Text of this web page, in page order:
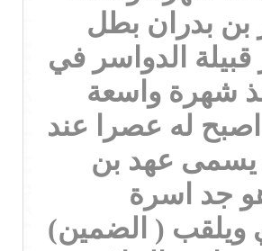
بن بدران بطل
قبيلة الدواسر في
شهرة واسعة
له عصرا عند
يسمى عهد بن
جد اسرة
ويلقب ( الضمين)